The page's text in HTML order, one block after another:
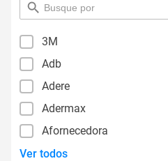
pesquisar
por
3M
Adb
Adere
Adermax
Afornecedora
Ver todos